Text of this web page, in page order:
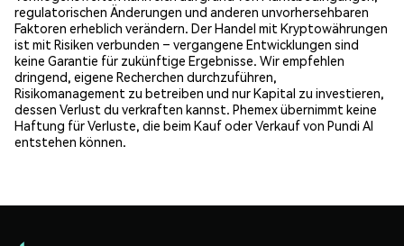
regulatorischen Änderungen und anderen unvorhersehbaren
Faktoren erheblich verändern. Der Handel mit Kryptowährungen
ist mit Risiken verbunden – vergangene Entwicklungen sind
keine Garantie für zukünftige Ergebnisse. Wir empfehlen
dringend, eigene Recherchen durchzuführen,
Risikomanagement zu betreiben und nur Kapital zu investieren,
dessen Verlust du verkraften kannst. Phemex übernimmt keine
Haftung für Verluste, die beim Kauf oder Verkauf von Pundi AI
entstehen können.